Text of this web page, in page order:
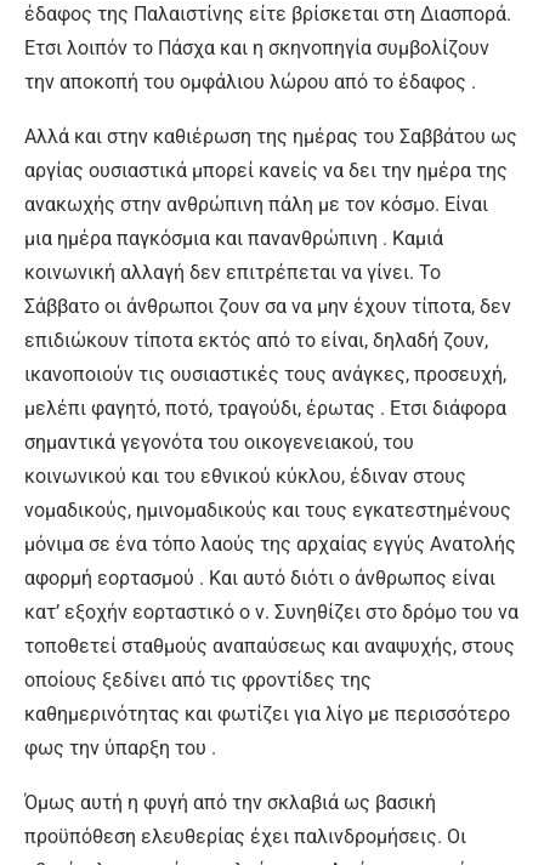
έδαφος της Παλαιστίνης είτε βρίσκεται στη Διασπορά.
Ετσι λοιπόν το Πάσχα και η σκηνοπηγία συμβολίζουν
την αποκοπή του ομφάλιου λώρου από το έδαφος .
Αλλά και στην καθιέρωση της ημέρας του Σαββάτου ως
αργίας ουσιαστικά μπορεί κανείς να δει την ημέρα της
ανακωχής στην ανθρώπινη πάλη με τον κόσμο. Είναι
μια ημέρα παγκόσμια και πανανθρώπινη . Καμιά
κοινωνική αλλαγή δεν επιτρέπεται να γίνει. Το
Σάββατο οι άνθρωποι ζουν σα να μην έχουν τίποτα, δεν
επιδιώκουν τίποτα εκτός από το είναι, δηλαδή ζουν,
ικανοποιούν τις ουσιαστικές τους ανάγκες, προσευχή,
μελέπι φαγητό, ποτό, τραγούδι, έρωτας . Ετσι διάφορα
σημαντικά γεγονότα του οικογενειακού, του
κοινωνικού και του εθνικού κύκλου, έδιναν στους
νομαδικούς, ημινομαδικούς και τους εγκατεστημένους
μόνιμα σε ένα τόπο λαούς της αρχαίας εγγύς Ανατολής
αφορμή εορτασμού . Και αυτό διότι ο άνθρωπος είναι
κατ’ εξοχήν εορταστικό ο ν. Συνηθίζει στο δρόμο του να
τοποθετεί σταθμούς αναπαύσεως και αναψυχής, στους
οποίους ξεδίνει από τις φροντίδες της
καθημερινότητας και φωτίζει για λίγο με περισσότερο
φως την ύπαρξη του .
Όμως αυτή η φυγή από την σκλαβιά ως βασική
προϋπόθεση ελευθερίας έχει παλινδρομήσεις. Οι